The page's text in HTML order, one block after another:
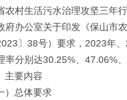
农村生活污水治理攻坚三
府办公室关于印发《保山市
〕38号）要求，2023年
率分别达30.25%、47.06%
主要内容
）总体要求